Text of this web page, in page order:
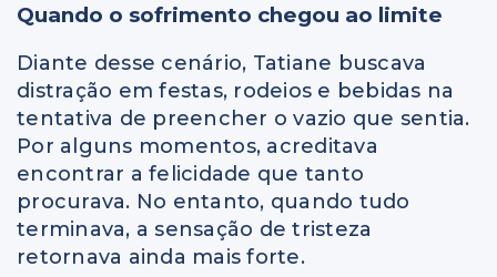
Quando o sofrimento chegou ao limite
Diante desse cenário, Tatiane buscava
distração em festas, rodeios e bebidas na
tentativa de preencher o vazio que sentia.
Por alguns momentos, acreditava
encontrar a felicidade que tanto
procurava. No entanto, quando tudo
terminava, a sensação de tristeza
retornava ainda mais forte.